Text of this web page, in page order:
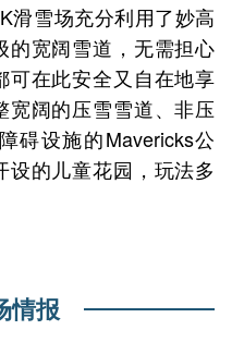
滑雪场充分利用了妙高
的宽阔雪道，无需担心
可在此安全又自在地享
宽阔的压雪雪道、非压
碍设施的Mavericks公
的儿童花园，玩法多
情报